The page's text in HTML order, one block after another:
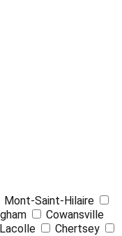
Mont-Saint-Hilaire
Cowansville
Chertsey